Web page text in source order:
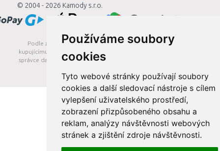
Používáme soubory
cookies
Tyto webové stránky používají soubory
cookies a další sledovací nástroje s cílem
vylepšení uživatelského prostředí,
zobrazení přizpůsobeného obsahu a
reklam, analýzy návštěvnosti webových
stránek a zjištění zdroje návštěvnosti.
© 2004 - 2026 Kamody s.r.o.
Podle zákona o evidenci tržeb je prodávající povinen vystavit
kupujícímu účtenku. Zároveň je povinen zaevidovat přijatou tržbu u
správce daně online; v případě technického výpadku pak nejpozději